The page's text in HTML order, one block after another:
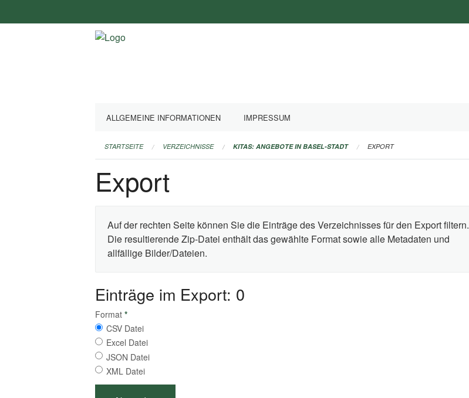
überspringen
ALLGEMEINE INFORMATIONEN IMPRESSUM
STARTSEITE VERZEICHNISSE KITAS: ANGEBOTE IN BASEL-STADT EXPORT
Export
Auf der rechten Seite können Sie die Einträge des Verzeichnisses für den Export filtern.
Die resultierende Zip-Datei enthält das gewählte Format sowie alle Metadaten und
allfällige Bilder/Dateien.
Einträge im Export: 0
Format *
CSV Datei
Excel Datei
JSON Datei
XML Datei